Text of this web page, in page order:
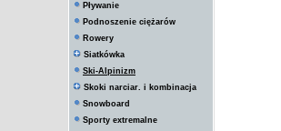
Pływanie
Podnoszenie ciężarów
Rowery
Siatkówka
Ski-Alpinizm
Skoki narciar. i kombinacja
Snowboard
Sporty extremalne